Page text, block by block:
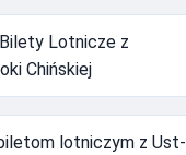
Lotnicze z
Chińskiej
lotniczym z Ust-